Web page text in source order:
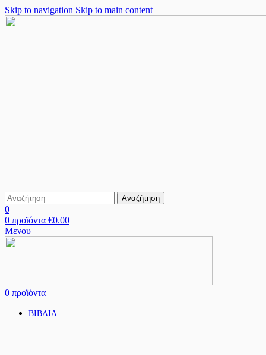
Skip to navigation Skip to main content
Αναζήτηση
0
0 προϊόντα €0.00
Μενου
0 προϊόντα
ΒΙΒΛΙΑ